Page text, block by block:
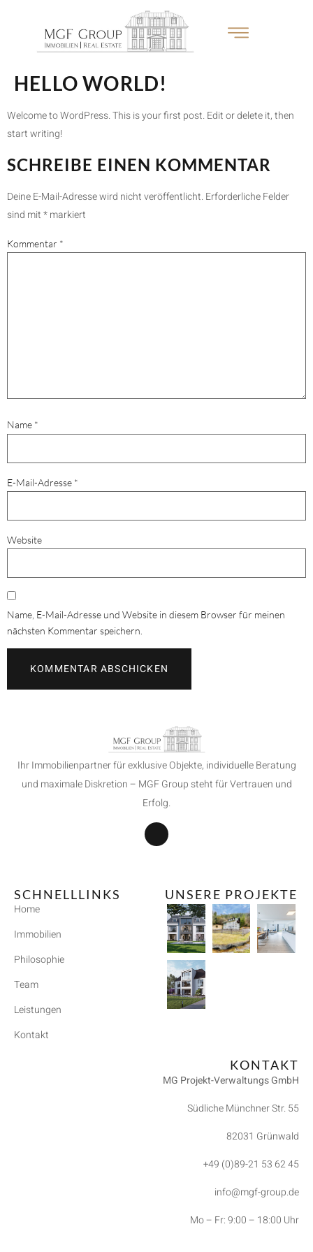
HELLO WORLD!
Welcome to WordPress. This is your first post. Edit or delete it, then
start writing!
SCHREIBE EINEN KOMMENTAR
Deine E-Mail-Adresse wird nicht veröffentlicht.Erforderliche Felder
sind mit*markiert
Kommentar *
Name *
E-Mail-Adresse *
Website
Name, E-Mail-Adresse und Website in diesem Browser für meinen
nächsten Kommentar speichern.
Ihr Immobilienpartner für exklusive Objekte, individuelle Beratung
und maximale Diskretion – MGF Group steht für Vertrauen und
Erfolg.
SCHNELLLINKS
Home
Immobilien
Philosophie
Team
Leistungen
Kontakt
UNSERE PROJEKTE
KONTAKT
MG Projekt-Verwaltungs GmbH
Südliche Münchner Str. 55
82031 Grünwald
+49 (0)89-21 53 62 45
info@mgf-group.de
Mo – Fr: 9:00 – 18:00 Uhr